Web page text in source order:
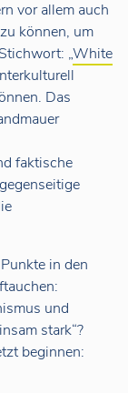
vor allem auch
können, um
„White
Das
faktische
in den
und
stark“?
beginnen: